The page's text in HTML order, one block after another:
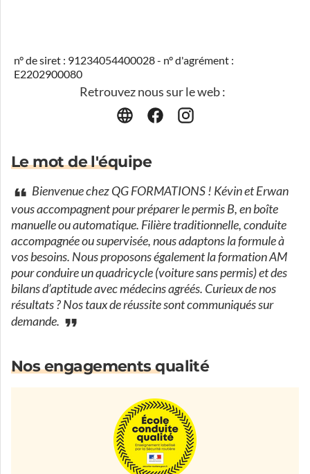
n° de siret : 91234054400028 - n° d'agrément :
E2202900080
Retrouvez nous sur le web :
Le mot de l'équipe
Bienvenue chez QG FORMATIONS ! Kévin et Erwan
vous accompagnent pour préparer le permis B, en boîte
manuelle ou automatique. Filière traditionnelle, conduite
accompagnée ou supervisée, nous adaptons la formule à
vos besoins. Nous proposons également la formation AM
pour conduire un quadricycle (voiture sans permis) et des
bilans d’aptitude avec médecins agréés. Curieux de nos
résultats ? Nos taux de réussite sont communiqués sur
demande.
Nos engagements qualité